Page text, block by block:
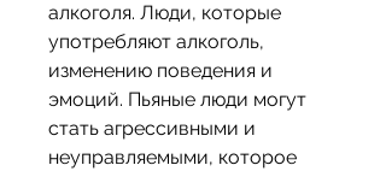
алкоголя. Люди, которые
употребляют алкоголь,
изменению поведения и
эмоций. Пьяные люди могут
стать агрессивными и
неуправляемыми, которое